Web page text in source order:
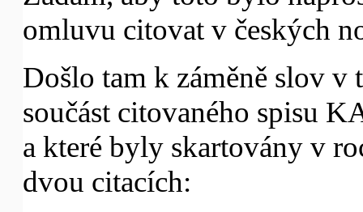
omluvu citovat v českých
Došlo tam k záměně slov
součást citovaného spisu
a které byly skartovány v
dvou citacích: